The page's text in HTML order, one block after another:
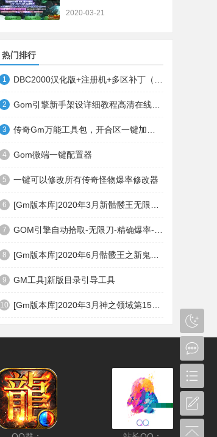
2020-03-21
热门排行
1
2
3
4 Gom微端一键配置器
5 一键可以修改所有传奇怪物爆率修改器
6
7
8
9 GM工具]新版目录引导工具
10